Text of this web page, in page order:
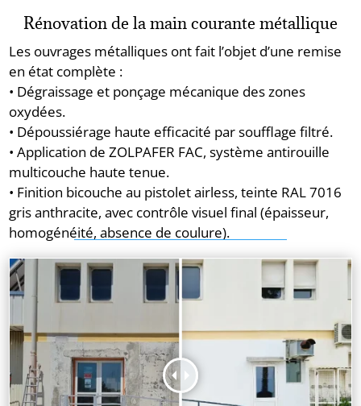
Rénovation de la main courante métallique
Les ouvrages métalliques ont fait l’objet d’une remise
en état complète :
• Dégraissage et ponçage mécanique des zones
oxydées.
• Dépoussiérage haute efficacité par soufflage filtré.
• Application de ZOLPAFER FAC, système antirouille
multicouche haute tenue.
• Finition bicouche au pistolet airless, teinte RAL 7016
gris anthracite, avec contrôle visuel final (épaisseur,
homogénéité, absence de coulure).